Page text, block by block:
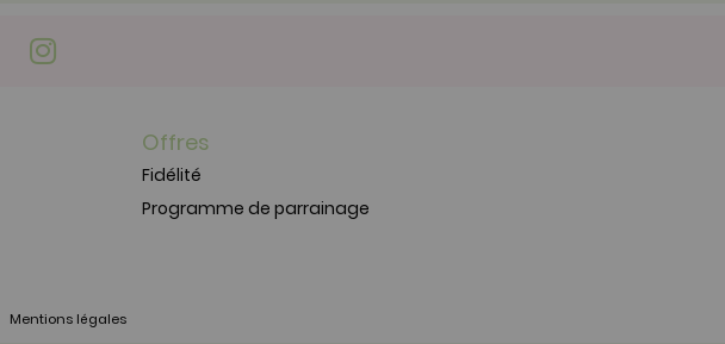
Offres
Fidélité
Programme de parrainage
Mentions légales